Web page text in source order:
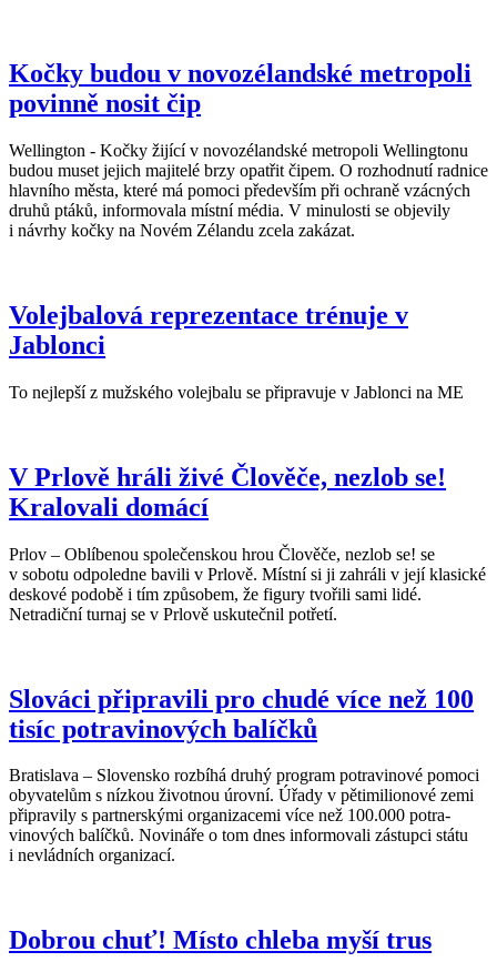
Kočky budou v novozélandské metropoli
povinně nosit čip
Wellington - Kočky žijící v novozélandské metropoli Wellingtonu
budou muset jejich majitelé brzy opatřit čipem. O rozhodnutí radnice
hlavního města, které má pomoci především při ochraně vzácných
druhů ptáků, informovala místní média. V minulosti se objevily
i návrhy kočky na Novém Zélandu zcela zakázat.
Volejbalová reprezentace trénuje v
Jablonci
To nejlepší z mužského volejbalu se připravuje v Jablonci na ME
V Prlově hráli živé Člověče, nezlob se!
Kralovali domácí
Prlov – Oblíbenou společenskou hrou Člověče, nezlob se! se
v sobotu odpoledne bavili v Prlově. Místní si ji zahráli v její klasické
deskové podobě i tím způsobem, že figury tvořili sami lidé.
Netradiční turnaj se v Prlově uskutečnil potřetí.
Slováci připravili pro chudé více než 100
tisíc potravinových balíčků
Bratislava – Slovensko rozbíhá druhý program potravinové pomoci
obyvatelům s nízkou životnou úrovní. Úřady v pětimilionové zemi
připravily s partnerskými organizacemi více než 100.000 potra­
vinových balíčků. Novináře o tom dnes informovali zástupci státu
i nevládních organizací.
Dobrou chuť! Místo chleba myší trus